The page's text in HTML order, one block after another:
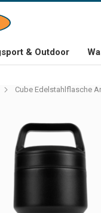
& Outdoor
Cube Edelstahlflasche